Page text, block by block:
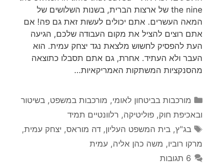
the nine של ארצות הברית, בשנות השלושים של
המאה העשרים. אתם יכולים לעשות זאת גם פה! אם
אתם רוצים להציל את מקום העבודה שלכם, הגיעה
העת להפסיק לחשוש מלצאת נגד יצחק עמית. הוא
העבר ולא העתיד. אחרת, גם אתם תסבלו כתוצאה
מהסנקציות המשתקות האמריקאיות…
קטגוריות
מורכבות בביטחון לאומי, מורכבות במשפט, בשיטור
ובאכיפת חוק, פוליטיקה, רלוונטיים תמיד
תגיות
בג"ץ,בית המשפט העליון,דה מוראס, יצחק עמית,
מרקו רוביו, משה כהן אליה, עמית
6 תגובות